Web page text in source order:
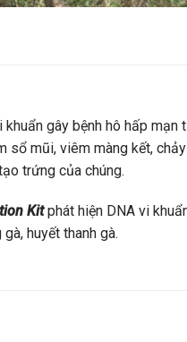
khuẩn gây bệnh hô hấp mạn
sổ mũi, viêm màng kết,
trứng của chúng.
Kitphát hiện DNA vi
huyết thanh gà.